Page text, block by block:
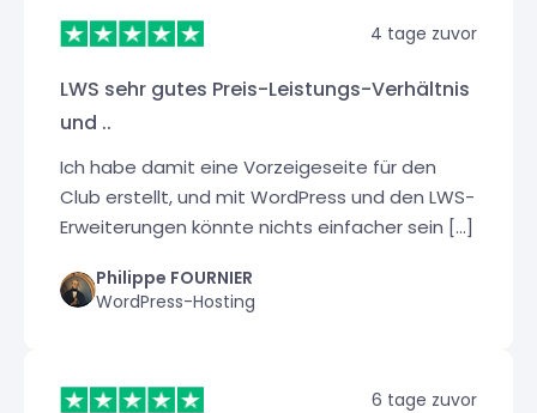
4 tage zuvor
LWS sehr gutes Preis-Leistungs-Verhältnis
und ..
Ich habe damit eine Vorzeigeseite für den
Club erstellt, und mit WordPress und den LWS-
Erweiterungen könnte nichts einfacher sein [...]
Philippe FOURNIER
WordPress-Hosting
6 tage zuvor